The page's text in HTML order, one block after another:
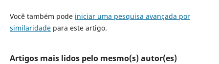
Você também pode iniciar uma pesquisa avançada por
similaridadepara este artigo.
Artigos mais lidos pelo mesmo(s) autor(es)